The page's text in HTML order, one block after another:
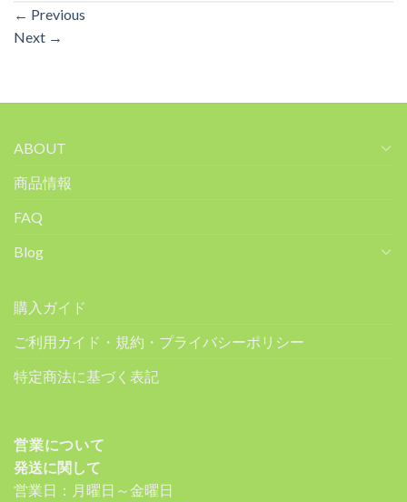
← Previous
Next →
ABOUT
商品情報
FAQ
Blog
購入ガイド
ご利用ガイド・規約・プライバシーポリシー
特定商法に基づく表記
営業について
発送に関して
営業日：月曜日～金曜日